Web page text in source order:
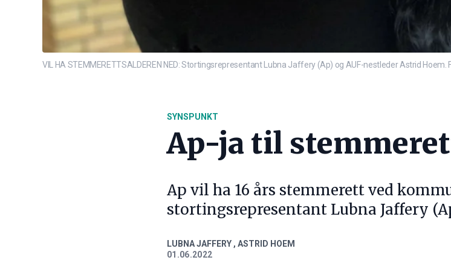
VIL HA STEMMERETTSALDEREN NED: Stortingsrepresentant Lubna Jaffery (Ap) og AUF-nestleder Astrid Hoem.
SYNSPUNKT
Ap-ja til
Ap vil ha 16 års stemmerett ved
stortingsrepresentant Lubna Jaffery
LUBNA JAFFERY , ASTRID HOEM
01.06.2022